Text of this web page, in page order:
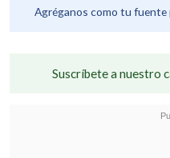
Agréganos como tu fuente
Suscríbete a nuestro